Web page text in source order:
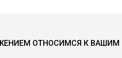
ОТНОСИМСЯ К